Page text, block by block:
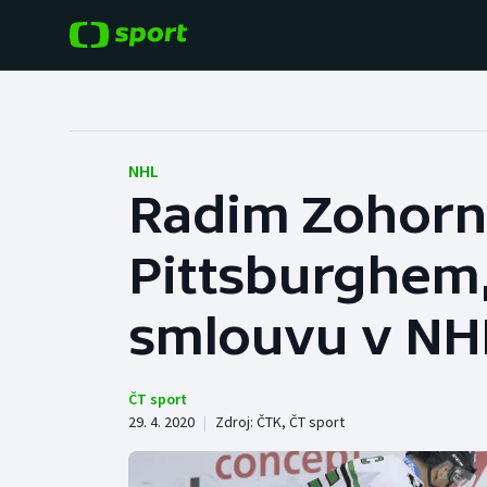
Hokej
Tenis
Baseball a softbal
Basketbal
Biatlon
NHL
Radim
smlouvu v
ČT sport
29. 4. 2020 | Zdroj: ČTK, ČT sport